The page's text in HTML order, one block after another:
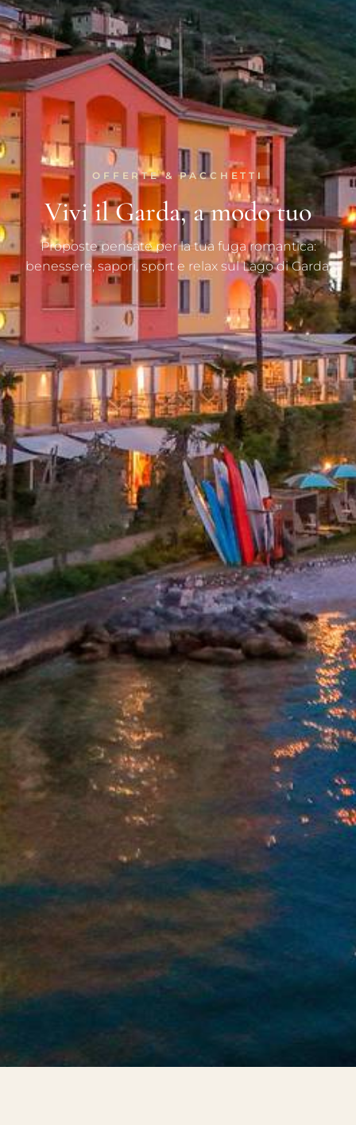
OFFERTE & PACCHETTI
Vivi il Garda, a modo tuo
Proposte pensate per la tua fuga romantica:
benessere, sapori, sport e relax sul Lago di Garda.